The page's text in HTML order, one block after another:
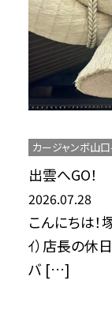
カージャンボ山
出雲へGO！
2026.07.28
こんにちは！
ｲ）店長の休
バ […]